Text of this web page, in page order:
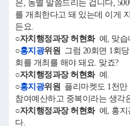
은, 동별 말씀드리는 겁니다,
를 개최한다고 돼 있는데 이게
든요.
○자치행정과장 허현화예, 맞습
○홍지광위원 그럼 20회면 1회
회를 개최를 해야 돼요. 맞죠?
○자치행정과장 허현화예.
○홍지광위원 플리마켓도 1천
참여예산하고 중복이라는 생각
○자치행정과장 허현화예, 홍지
다.